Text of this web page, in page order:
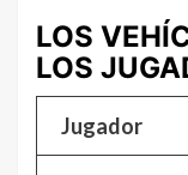
LOS
LOS
Jugador